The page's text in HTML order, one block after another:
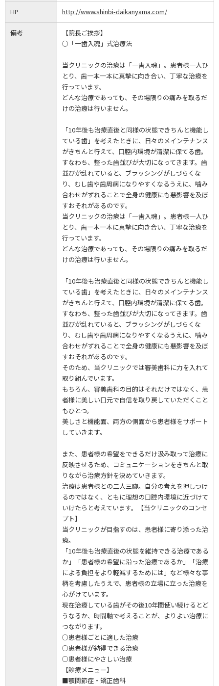
HP http://www.shinbi-daikanyama.com/
備考
【院長ご挨拶】
○「一歯入魂」式治療法
当クリニックの治療は「一歯入魂」。患者様一人ひ
とり、歯一本一本に真摯に向き合い、丁寧な治療を
行っています。
どんな治療であっても、その場限りの痛みを取るだ
けの治療は行いません。
「10年後も治療直後と同様の状態できちんと機能し
ている歯」を考えたときに、日々のメインテナンス
がきちんと行えて、口腔内環境が清潔に保てる歯。
すなわち、整った歯並びが大切になってきます。歯
並びが乱れていると、ブラッシングがしづらくな
り、むし歯や歯周病になりやすくなるうえに、噛み
合わせがずれることで全身の健康にも悪影響を及ぼ
すおそれがあるのです。
当クリニックの治療は「一歯入魂」。患者様一人ひ
とり、歯一本一本に真摯に向き合い、丁寧な治療を
行っています。
どんな治療であっても、その場限りの痛みを取るだ
けの治療は行いません。
「10年後も治療直後と同様の状態できちんと機能し
ている歯」を考えたときに、日々のメインテナンス
がきちんと行えて、口腔内環境が清潔に保てる歯。
すなわち、整った歯並びが大切になってきます。歯
並びが乱れていると、ブラッシングがしづらくな
り、むし歯や歯周病になりやすくなるうえに、噛み
合わせがずれることで全身の健康にも悪影響を及ぼ
すおそれがあるのです。
そのため、当クリニックでは審美歯科に力を入れて
取り組んでいます。
もちろん、審美歯科の目的はそれだけではなく、患
者様に美しい口元で自信を取り戻していただくこと
もひとつ。
美しさと機能面、両方の側面から患者様をサポート
していきます。
また、患者様の希望をできるだけ汲み取って治療に
反映させるため、コミュニケーションをきちんと取
りながら治療方針を決めていきます。
治療は患者様との二人三脚。自分の考えを押しつけ
るのではなく、ともに理想の口腔内環境に近づけて
いけたらと考えています。【当クリニックのコンセ
プト】
当クリニックが目指すのは、患者様に寄り添った治
療。
「10年後も治療直後の状態を維持できる治療である
か」「患者様の希望に沿った治療であるか」「治療
による負担をより軽減するためには」など様々な事
柄を考慮したうえで、患者様の立場に立った治療を
心がけています。
現在治療している歯がその後10年間使い続けるとど
うなるか、時間軸で考えることが、よりよい治療に
つながります。
○患者様ごとに適した治療
○患者様が納得できる治療
○患者様にやさしい治療
【診療メニュー】
■顎関節症・矯正歯科